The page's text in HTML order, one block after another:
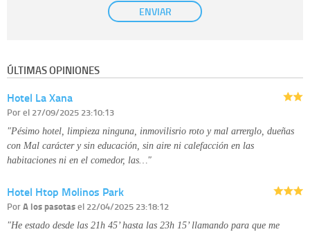
previo, que podrá facilitarnos mediante la casilla correspondiente
Derechos:tiene derecho a saber qué información tenemos sobre usted,
disponible en nuestra página web.
Información complementaria:
ENVIAR
ÚLTIMAS OPINIONES
Hotel La Xana
Porel 27/09/2025 23:10:13
"Pésimo hotel, limpieza ninguna, inmovilisrio roto y mal arrerglo, dueñas
con Mal carácter y sin educación, sin aire ni calefacción en las
habitaciones ni en el comedor, las…"
Hotel Htop Molinos Park
PorA los pasotasel 22/04/2025 23:18:12
"He estado desde las 21h 45’ hasta las 23h 15’ llamando para que me